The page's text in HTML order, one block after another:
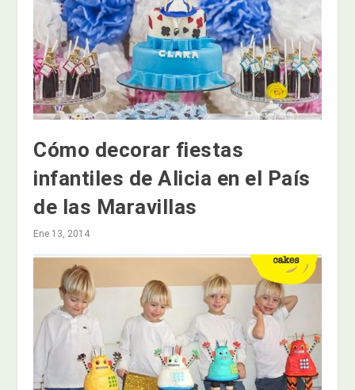
Cómo decorar fiestas
infantiles de Alicia en el País
de las Maravillas
Ene 13, 2014